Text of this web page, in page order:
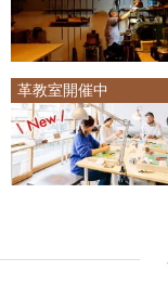
革教室開催中